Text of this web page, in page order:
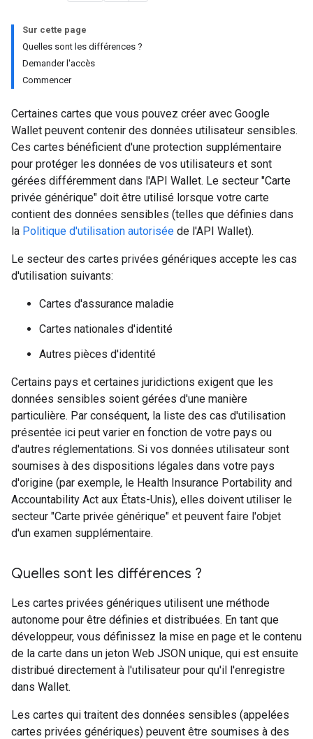
Sur cette page
Quelles sont les différences ?
Demander l'accès
Commencer
Certaines cartes que vous pouvez créer avec Google
Wallet peuvent contenir des données utilisateur sensibles.
Ces cartes bénéficient d'une protection supplémentaire
pour protéger les données de vos utilisateurs et sont
gérées différemment dans l'API Wallet. Le secteur "Carte
privée générique" doit être utilisé lorsque votre carte
contient des données sensibles (telles que définies dans
la Politique d'utilisation autorisée de l'API Wallet).
Le secteur des cartes privées génériques accepte les cas
d'utilisation suivants:
Cartes d'assurance maladie
Cartes nationales d'identité
Autres pièces d'identité
Certains pays et certaines juridictions exigent que les
données sensibles soient gérées d'une manière
particulière. Par conséquent, la liste des cas d'utilisation
présentée ici peut varier en fonction de votre pays ou
d'autres réglementations. Si vos données utilisateur sont
soumises à des dispositions légales dans votre pays
d'origine (par exemple, le Health Insurance Portability and
Accountability Act aux États-Unis), elles doivent utiliser le
secteur "Carte privée générique" et peuvent faire l'objet
d'un examen supplémentaire.
Quelles sont les différences ?
Les cartes privées génériques utilisent une méthode
autonome pour être définies et distribuées. En tant que
développeur, vous définissez la mise en page et le contenu
de la carte dans un jeton Web JSON unique, qui est ensuite
distribué directement à l'utilisateur pour qu'il l'enregistre
dans Wallet.
Les cartes qui traitent des données sensibles (appelées
cartes privées génériques) peuvent être soumises à des